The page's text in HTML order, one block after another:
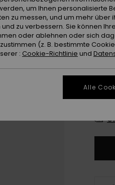
Farbe
um Ihnen personalisierte
zu messen, und um mehr über
zu verbessern. Sie können
oder ablehnen oder sich
(z. B. bestimmte
: Cookie-Richtlinie und
Alle